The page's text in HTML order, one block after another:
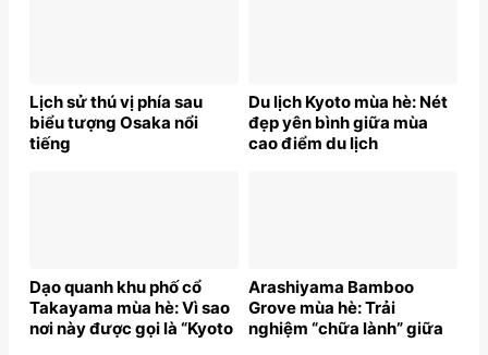
Lịch sử thú vị phía sau
biểu tượng Osaka nổi
tiếng
Du lịch Kyoto mùa hè: Nét
đẹp yên bình giữa mùa
cao điểm du lịch
Dạo quanh khu phố cổ
Takayama mùa hè: Vì sao
nơi này được gọi là “Kyoto
Arashiyama Bamboo
Grove mùa hè: Trải
nghiệm “chữa lành” giữa